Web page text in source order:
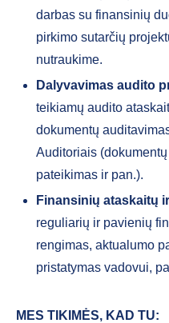
darbas su finansinių
pirkimo sutarčių
nutraukime.
Dalyvavimas audito
teikiamų audito
dokumentų
Auditoriais
pateikimas ir pan.).
Finansinių ataskaitų
reguliarių ir pavienių
rengimas, aktualumo
pristatymas vadovui,
MES TIKIMĖS, KAD TU: